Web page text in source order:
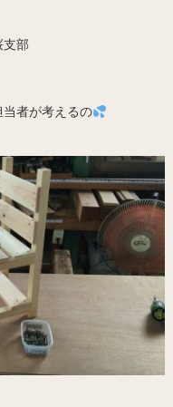
支部
者が考えるの